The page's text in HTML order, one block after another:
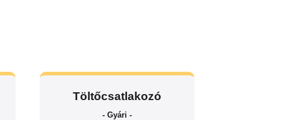
Töltőcsatlakozó
- Gyári -